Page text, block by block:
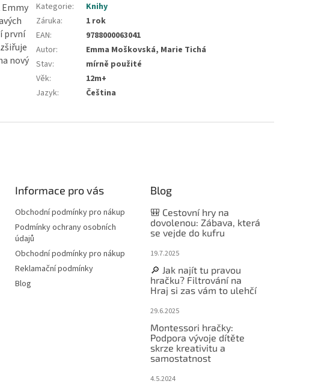
první
nový
Kategorie:
Knihy
Záruka:
1 rok
EAN:
9788000063041
Autor:
Emma Moškovská, Marie Tichá
Stav:
mírně použité
Věk:
12m+
Jazyk: Čeština
Informace pro vás
Obchodní podmínky pro nákup
Podmínky ochrany osobních
údajů
Obchodní podmínky pro nákup
Reklamační podmínky
Blog
Blog
🎒 Cestovní hry na
dovolenou: Zábava, která
se vejde do kufru
19.7.2025
🔎 Jak najít tu pravou
hračku? Filtrování na
Hraj si zas vám to ulehčí
29.6.2025
Montessori hračky:
Podpora vývoje dítěte
skrze kreativitu a
samostatnost
4.5.2024